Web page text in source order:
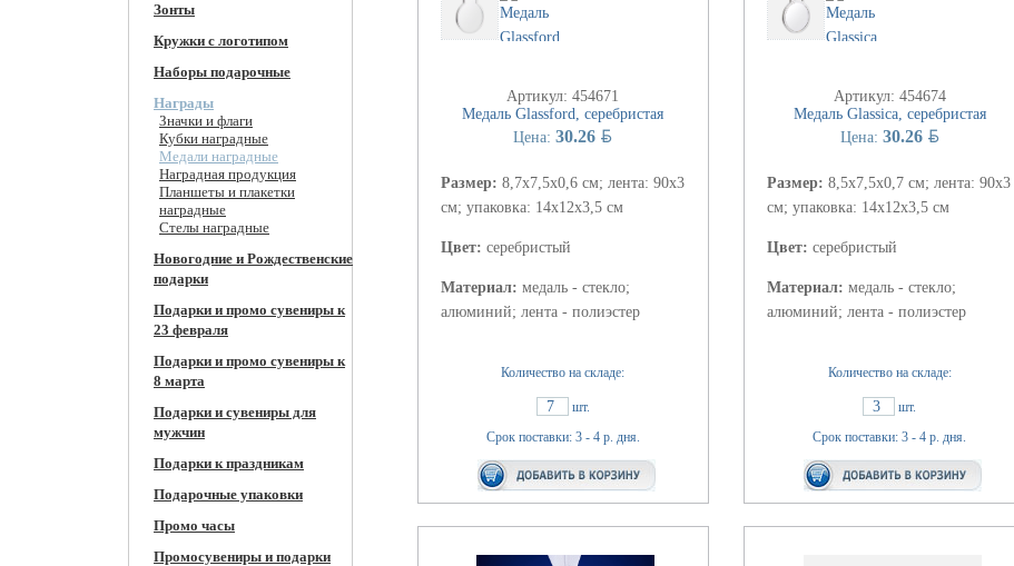
Зонты
Кружки c логотипом
Наборы подарочные
Награды
Значки и флаги
Кубки наградные
Медали наградные
Наградная продукция
Планшеты и плакетки
наградные
Стелы наградные
Новогодние и Рождественские
подарки
Подарки и промо сувениры к
23 февраля
Подарки и промо сувениры к
8 марта
Подарки и сувениры для
мужчин
Подарки к праздникам
Подарочные упаковки
Промо часы
Промосувениры и подарки
Артикул: 454671
Медаль Glassford, серебристая
Цена: 30.26 BYN
Размер: 8,7х7,5x0,6 см; лента: 90х3
см; упаковка: 14х12х3,5 см
Цвет: серебристый
Материал: медаль - стекло;
алюминий; лента - полиэстер
Количество на складе:
7
шт.
Срок поставки: 3 - 4 р. дня.
Артикул: 454674
Медаль Glassica, серебристая
Цена: 30.26 BYN
Размер: 8,5х7,5x0,7 см; лента: 90х3
см; упаковка: 14х12х3,5 см
Цвет: серебристый
Материал: медаль - стекло;
алюминий; лента - полиэстер
Количество на складе:
3
шт.
Срок поставки: 3 - 4 р. дня.